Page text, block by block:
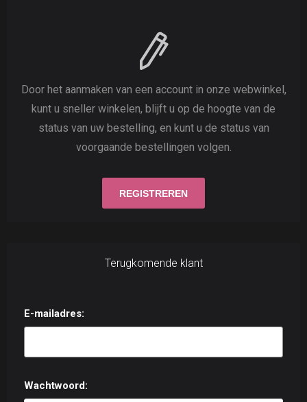
Door het aanmaken van een account in onze webwinkel,
kunt u sneller winkelen, blijft u op de hoogte van de
status van uw bestelling, en kunt u de status van
voorgaande bestellingen volgen.
Terugkomende klant
E-mailadres:
Wachtwoord: